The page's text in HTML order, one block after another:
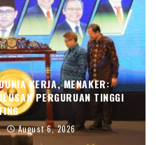
KERJA, MENAKER:
PERGURUAN TINGGI
August 6, 2026